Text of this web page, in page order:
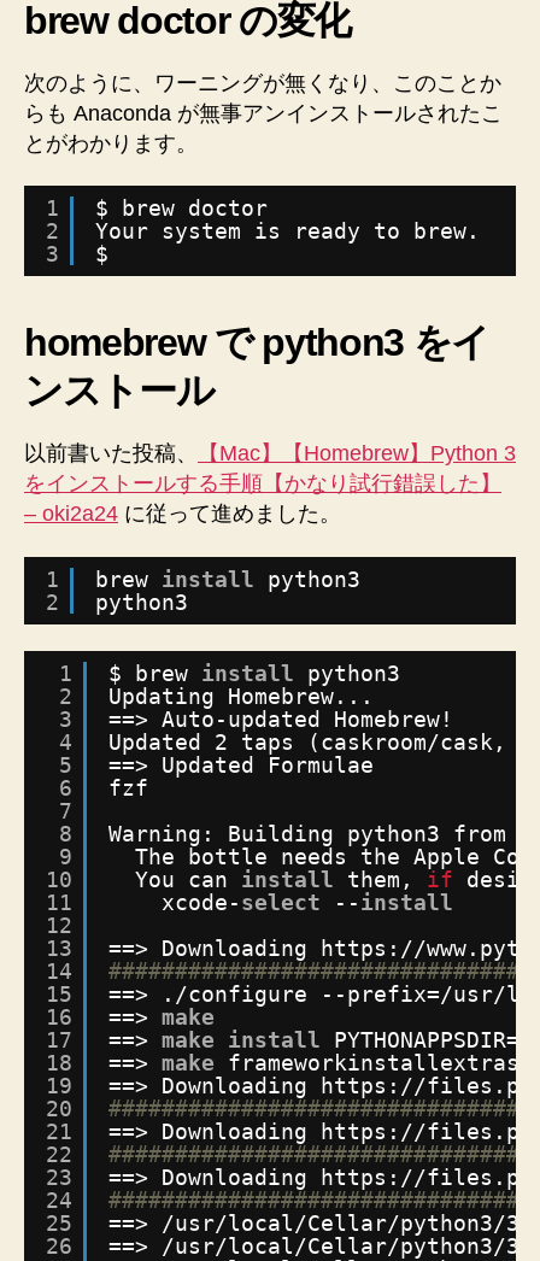
brew doctor の変化
次のように、ワーニングが無くなり、このことか
らも Anaconda が無事アンインストールされたこ
とがわかります。
1
2
3
$ brew doctor
Your system is ready to brew.
$
homebrew で python3 をイ
ンストール
以前書いた投稿、
【Mac】【Homebrew】Python 3
をインストールする手順【かなり試行錯誤した】
– oki2a24 に従って進めました。
1
2
brew install
python3
python3
1
2
3
4
5
6
7
8
9
10
11
12
13
14
15
16
17
18
19
20
21
22
23
24
25
26
$ brew install
python3
Updating Homebrew...
==> Auto-updated Homebrew!
Updated 2 taps (caskroom/cask ,
==> Updated Formulae
fzf
Warning: Building python3 from
The bottle needs the Apple
You can install them, if
xcode-select --install
==> Downloading https: //www
==> . /configure --prefix=/usr/
==> make
==> make install PYTHONAPPSDIR=
==> make
frameworkinstallextras
==> Downloading https: //files
==> Downloading https: //files
==> Downloading https: //files
==> /usr/local/Cellar/python3/3
==> /usr/local/Cellar/python3/3